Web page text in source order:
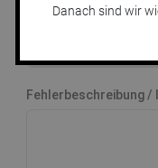
Thema:
Fehlerbeschreibung /
Danach sind wir